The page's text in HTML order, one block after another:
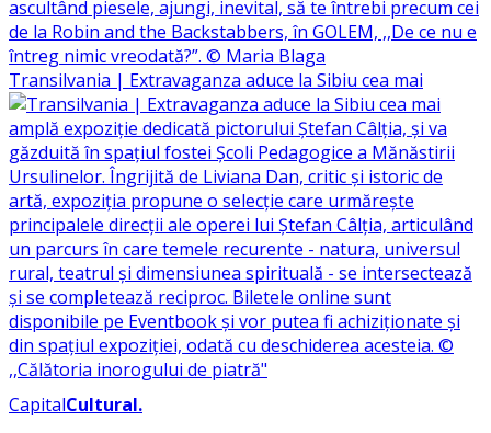
Transilvania | Extravaganza aduce la Sibiu cea mai
CapitalCultural.